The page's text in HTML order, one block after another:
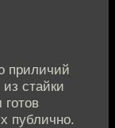
приличий
стайки
публично.